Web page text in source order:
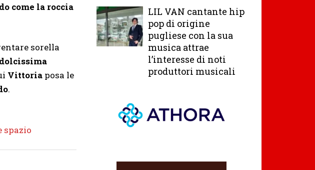
come la roccia
sorella
Vittoria posa le
.
spazio
LIL VAN cantante hip
pop di origine
pugliese con la sua
musica attrae
l’interesse di noti
produttori musicali